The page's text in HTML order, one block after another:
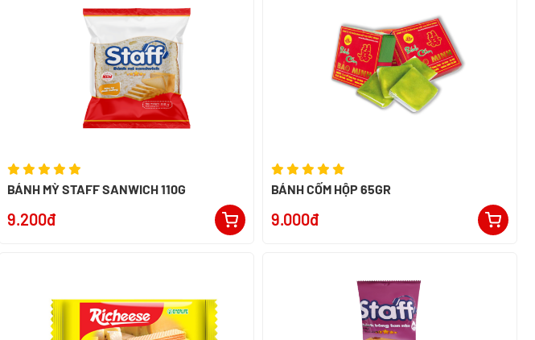
BÁNH MỲ STAFF SANWICH 110G
9.200đ
BÁNH CỐM HỘP 65GR
9.000đ